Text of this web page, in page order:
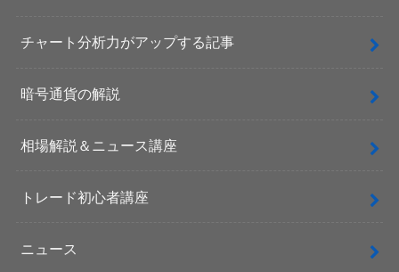
チャート分析力がアップする記事
暗号通貨の解説
相場解説＆ニュース講座
トレード初心者講座
ニュース